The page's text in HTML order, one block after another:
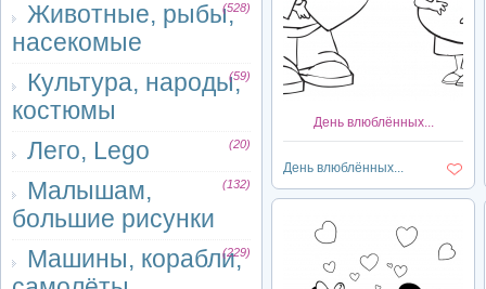
Животные, рыбы,
насекомые
(528)
Культура, народы,
костюмы
(59)
Лего, Lego (20)
Малышам,
большие рисунки
(132)
Машины, корабли,
(229)
День влюблённых...
День влюблённых...